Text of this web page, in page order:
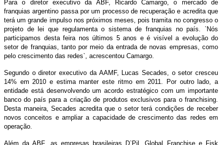
Para o diretor executivo da ABF, Ricardo Camargo, o mercado de
franquias argentino passa por um processo de recuperação e acredita que
terá um grande impulso nos próximos meses, pois tramita no congresso o
projeto de lei que regulamenta o sistema de franquias no país. `Nós
participamos desta feira nos últimos 5 anos e é visível a evolução do
setor de franquias, tanto por meio da entrada de novas empresas, como
pelo crescimento das redes`, acrescentou Camargo.
Segundo o diretor executivo da AAMF, Lucas Secades, o setor cresceu
14% em 2010 e estima manter este ritmo em 2011. Por outro lado, a
entidade está desenvolvendo um acordo estratégico com um importante
banco do país para a criação de produtos exclusivos para o franchising.
Desta maneira, Secades acredita que o setor terá condições de receber
novos conceitos e ampliar a capacidade de crescimento das redes em
operação.
Além da ABF, as empresas brasileiras D`Pil, Global Franchise e Fisk